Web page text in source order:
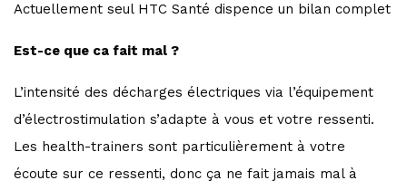
Actuellement seul HTC Santé dispence un bilan complet
Est-ce que ca fait mal ?
L’intensité des décharges électriques via l’équipement
d’électrostimulation s’adapte à vous et votre ressenti.
Les health-trainers sont particulièrement à votre
écoute sur ce ressenti, donc ça ne fait jamais mal à